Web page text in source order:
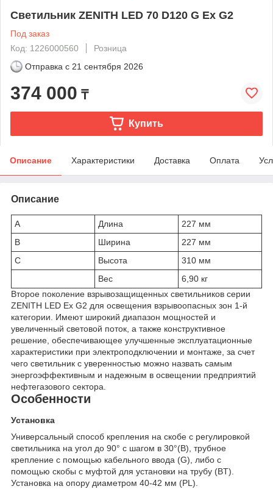
Светильник ZENITH LED 70 D120 G Ex G2
Под заказ
Код: 1226000560
Розница
Отправка с 21 сентября 2026
374 000 ₸
Купить
Описание Характеристики Доставка Оплата
Описание
A Длина
227 мм
B
Ширина
227 мм
C
Высота
310 мм
Вес
6,90 кг
Второе поколение взрывозащищенных светильников серии
ZENITH LED Ex G2 для освещения взрывоопасных зон 1-й
категории. Имеют широкий диапазон мощностей и
увеличенный световой поток, а также конструктивное
решение, обеспечивающее улучшенные эксплуатационные
характеристики при электроподключении и монтаже, за счет
чего светильник с уверенностью можно назвать самым
энергоэффективным и надежным в освещении предприятий
нефтегазового сектора.
Особенности
Установка
Универсальный способ крепления на скобе с регулировкой
светильника на угол до 90° с шагом в 30°(B), трубное
крепление с помощью кабельного ввода (G), либо с
помощью скобы с муфтой для установки на трубу (BT).
Установка на опору диаметром 40-42 мм (PL).